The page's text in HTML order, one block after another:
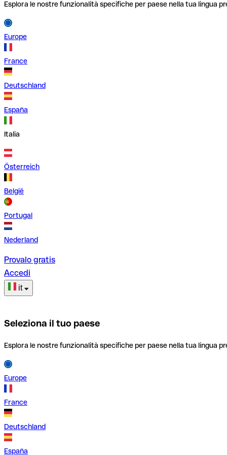
Esplora le nostre funzionalità specifiche per paese nella tua lingua
Europe
France
Deutschland
España
Italia
Österreich
België
Portugal
Nederland
Provalo gratis
Accedi
it
Seleziona il tuo paese
Esplora le nostre funzionalità specifiche per paese nella tua lingua
Europe
France
Deutschland
España